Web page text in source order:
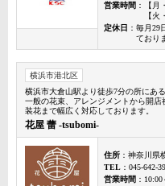
営業時間 ：【月
【火
定休日 ：毎月
ており
横浜市港北区
横浜市大倉山駅より徒歩7分の所にあ
一般の花束、アレンジメントから開
装花まで幅広く対応しております。
花屋 蕾 -tsubomi-
住所 ：神奈川県
TEL ：045-642-
営業時間 ：